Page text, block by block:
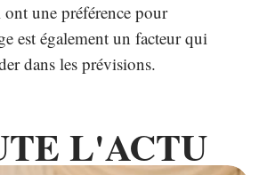
une préférence pour
est également un facteur qui
dans les prévisions.
L'ACTU